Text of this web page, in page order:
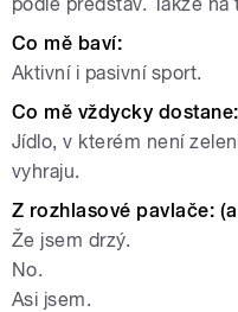
Co mě baví:
Aktivní i pasivní sport.
Co mě vždycky dostane:
Jídlo, v kterém není
vyhraju.
Z rozhlasové pavlače:
Že jsem drzý.
No.
Asi jsem.